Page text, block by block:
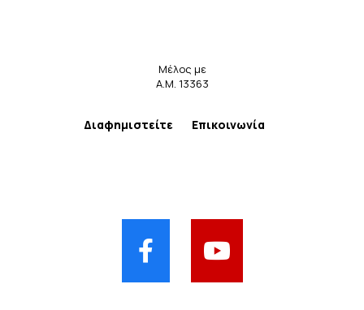
Μέλος με
Α.Μ. 13363
Διαφημιστείτε Επικοινωνία